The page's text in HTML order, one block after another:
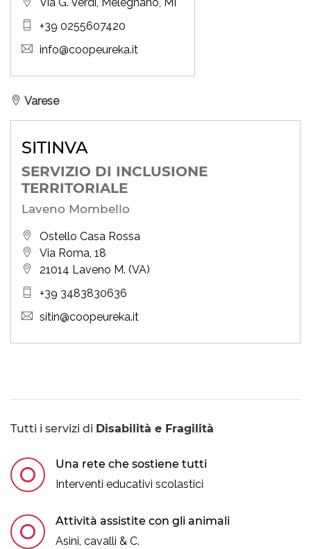
+39 0255607420
info@coopeureka.it
Varese
SITINVA
SERVIZIO DI INCLUSIONE
TERRITORIALE
Laveno Mombello
Ostello Casa Rossa
Via Roma, 18
21014 Laveno M. (VA)
+39 3483830636
sitin@coopeureka.it
Tutti i servizi di Disabilità e Fragilità
Una rete che sostiene tutti
Interventi educativi scolastici
Attività assistite con gli animali
Asini, cavalli & C.